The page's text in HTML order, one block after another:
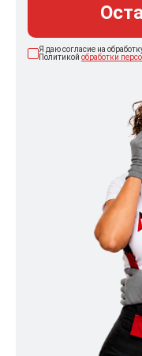
Я даю согласие на
Политикой обработки